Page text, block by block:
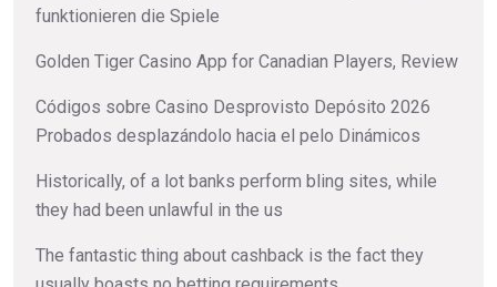
funktionieren die Spiele
Golden Tiger Casino App for Canadian Players, Review
Códigos sobre Casino Desprovisto Depósito 2026
Probados desplazándolo hacia el pelo Dinámicos
Historically, of a lot banks perform bling sites, while
they had been unlawful in the us
The fantastic thing about cashback is the fact they